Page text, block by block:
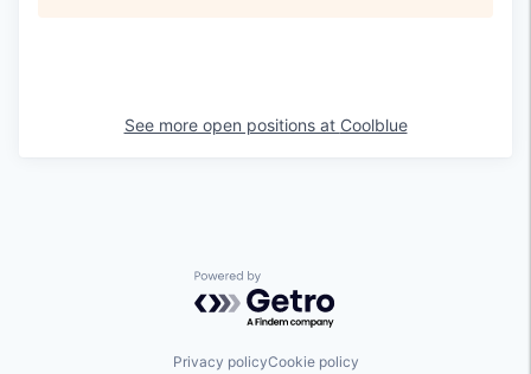
See more open positions at Coolblue
Powered by Getro.com
Privacy policyCookie policy